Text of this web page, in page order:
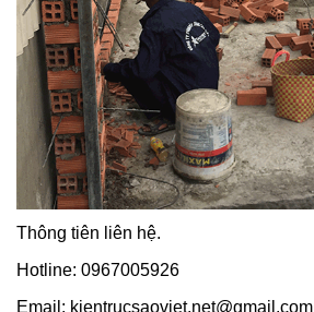
Thông tiên liên hệ.
Hotline: 0967005926
Email: kientrucsaoviet.net@gmail.com